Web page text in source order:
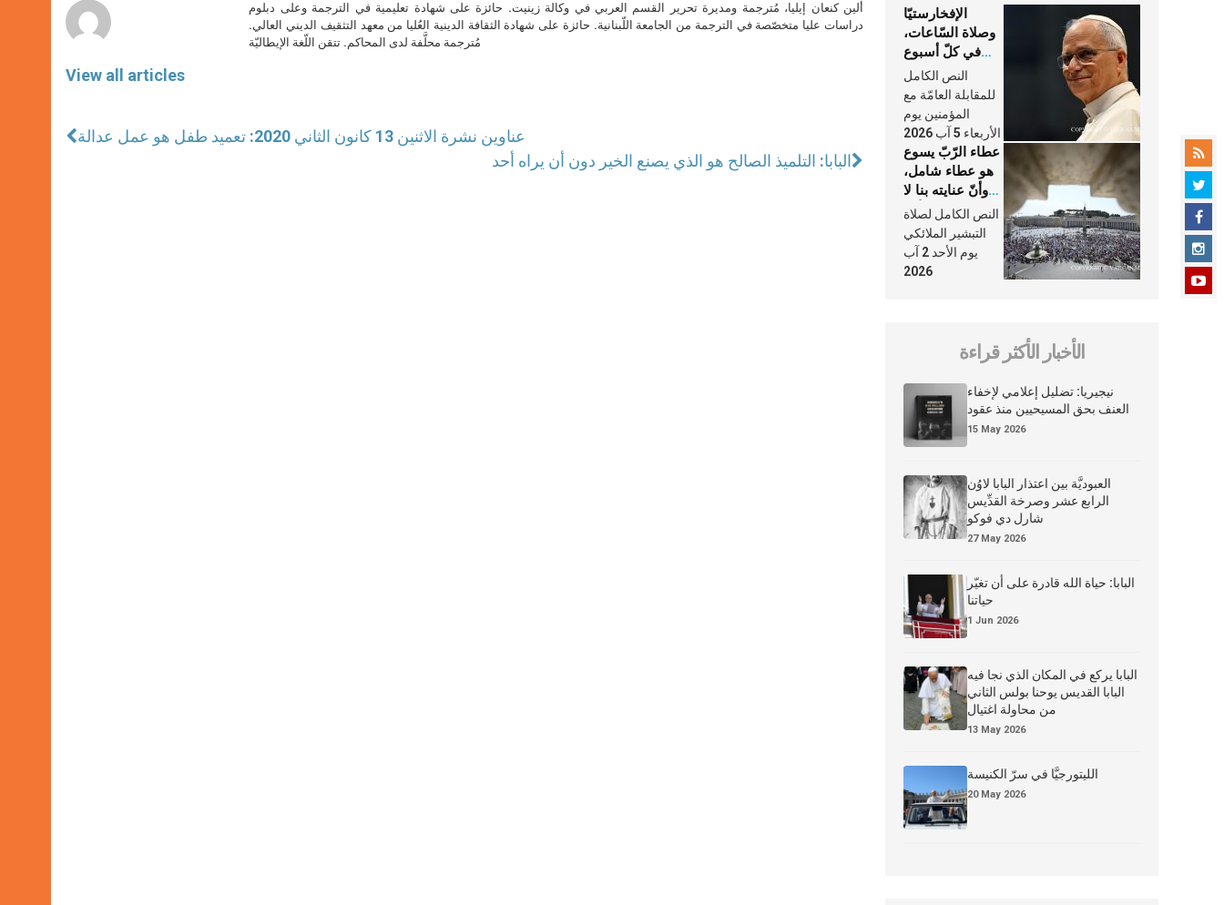
View all articles
ألين كنعان إيليا، مُترجمة ومديرة تحرير القسم العربي في وكالة زينيت. حائزة على شهادة تعليمية في الترجمة وعلى دبلوم
دراسات عليا متخصّصة في الترجمة من الجامعة اللّبنانية. حائزة على شهادة الثقافة الدينية العُليا من معهد التثقيف الديني العالي.
مُترجمة محلَّفة لدى المحاكم. تتقن اللّغة الإيطاليّة
عناوين نشرة الاثنين 13 كانون الثاني 2020: تعميد طفل هو عمل عدالة
البابا: التلميذ الصالح هو الذي يصنع الخير دون أن يراه أحد
الإفخارستيّا
وصلاة السّاعات،
في كلّ أسبوع
وكلّ يوم، هما
النَّفَس في حياة
الكنيسة
النص الكامل
للمقابلة العامّة مع
المؤمنين يوم
الأربعاء 5 آب 2026
عطاء الرّبّ يسوع
هو عطاء شامل،
وأنّ عنايته بنا لا
تغيب عنّا أبدًا
النص الكامل لصلاة
التبشير الملائكي
يوم الأحد 2 آب
2026
الأخبار الأكثر قراءة
نيجيريا: تضليل إعلامي لإخفاء
العنف بحق المسيحيين منذ عقود
15 May 2026
العبوديَّة بين اعتذار البابا لاوُن
الرابع عشر وصرخة القدِّيس
شارل دي فوكو
27 May 2026
البابا: حياة الله قادرة على أن تغيّر
حياتنا
1 Jun 2026
البابا يركع في المكان الذي نجا فيه
البابا القديس يوحنا بولس الثاني
من محاولة اغتيال
13 May 2026
الليتورجيَّا في سرّ الكنيسة
20 May 2026